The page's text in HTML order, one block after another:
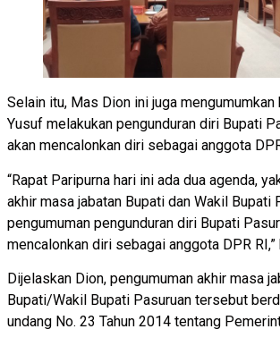
Selain itu, Mas Dion ini juga mengumumkan
Yusuf melakukan pengunduran diri Bupati
akan mencalonkan diri sebagai anggota
“Rapat Paripurna hari ini ada dua agenda,
akhir masa jabatan Bupati dan Wakil Bupati
pengumuman pengunduran diri Bupati
mencalonkan diri sebagai anggota DPR RI,”
Dijelaskan Dion, pengumuman akhir masa
Bupati/Wakil Bupati Pasuruan tersebut
undang No. 23 Tahun 2014 tentang